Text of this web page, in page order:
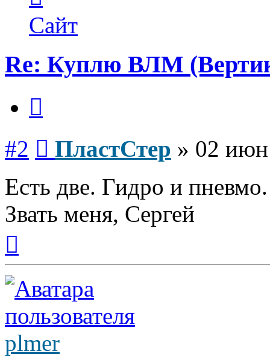
пользователя
ПластСтер
Сайт
Re: Куплю ВЛМ
#2 ПластСтер » 02
Есть две. Гидро и
Звать меня, Сергей
началу
plmer